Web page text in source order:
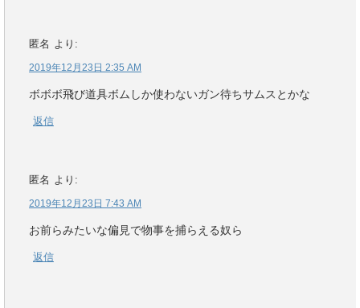
匿名 より:
2019年12月23日 2:35 AM
ボボボ飛び道具ボムしか使わないガン待ちサムスとかな
返信
匿名 より:
2019年12月23日 7:43 AM
お前らみたいな偏見で物事を捕らえる奴ら
返信